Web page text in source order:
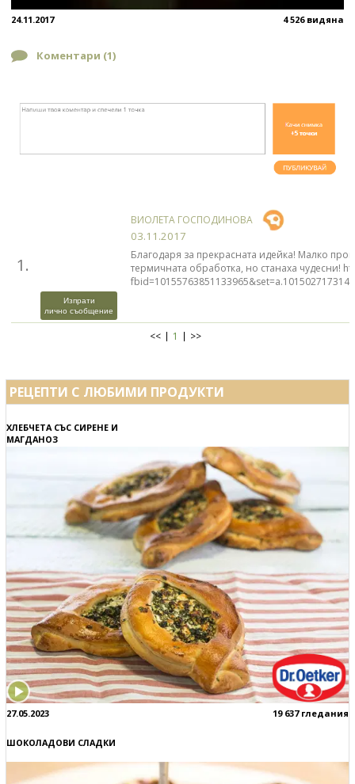
24.11.2017 4 526 видяна
Коментари (1)
1.
Изпрати
лично съобщение
ВИОЛЕТА ГОСПОДИНОВА
03.11.2017
Благодаря за прекрасната идейка! Малко
термичната обработка, но станаха чудесни!
<< 1 >>
РЕЦЕПТИ С ЛЮБИМИ ПРОДУКТИ
ХЛЕБЧЕТА СЪС СИРЕНЕ И
МАГДАНОЗ
27.05.2023 19 637 гледания
ШОКОЛАДОВИ СЛАДКИ